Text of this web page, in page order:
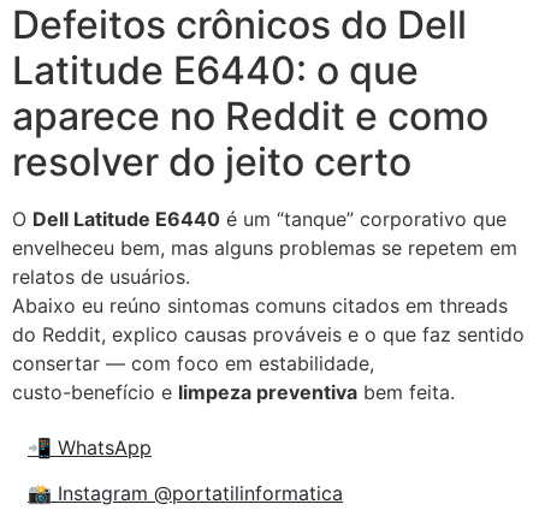
Defeitos crônicos do Dell
Latitude E6440: o que
aparece no Reddit e como
resolver do jeito certo
O Dell Latitude E6440 é um “tanque” corporativo que
envelheceu bem, mas alguns problemas se repetem em
relatos de usuários.
Abaixo eu reúno sintomas comuns citados em threads
do Reddit, explico causas prováveis e o que faz sentido
consertar — com foco em estabilidade,
custo-benefício e limpeza preventiva bem feita.
📲 WhatsApp
📸 Instagram @portatilinformatica